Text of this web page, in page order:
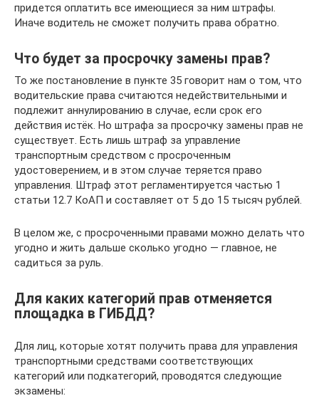
придется оплатить все имеющиеся за ним штрафы.
Иначе водитель не сможет получить права обратно.
Что будет за просрочку замены прав?
То же постановление в пункте 35 говорит нам о том, что
водительские права считаются недействительными и
подлежит аннулированию в случае, если срок его
действия истёк. Но штрафа за просрочку замены прав не
существует. Есть лишь штраф за управление
транспортным средством с просроченным
удостоверением, и в этом случае теряется право
управления. Штраф этот регламентируется частью 1
статьи 12.7 КоАП и составляет от 5 до 15 тысяч рублей.
В целом же, с просроченными правами можно делать что
угодно и жить дальше сколько угодно — главное, не
садиться за руль.
Для каких категорий прав отменяется
площадка в ГИБДД?
Для лиц, которые хотят получить права для управления
транспортными средствами соответствующих
категорий или подкатегорий, проводятся следующие
экзамены: